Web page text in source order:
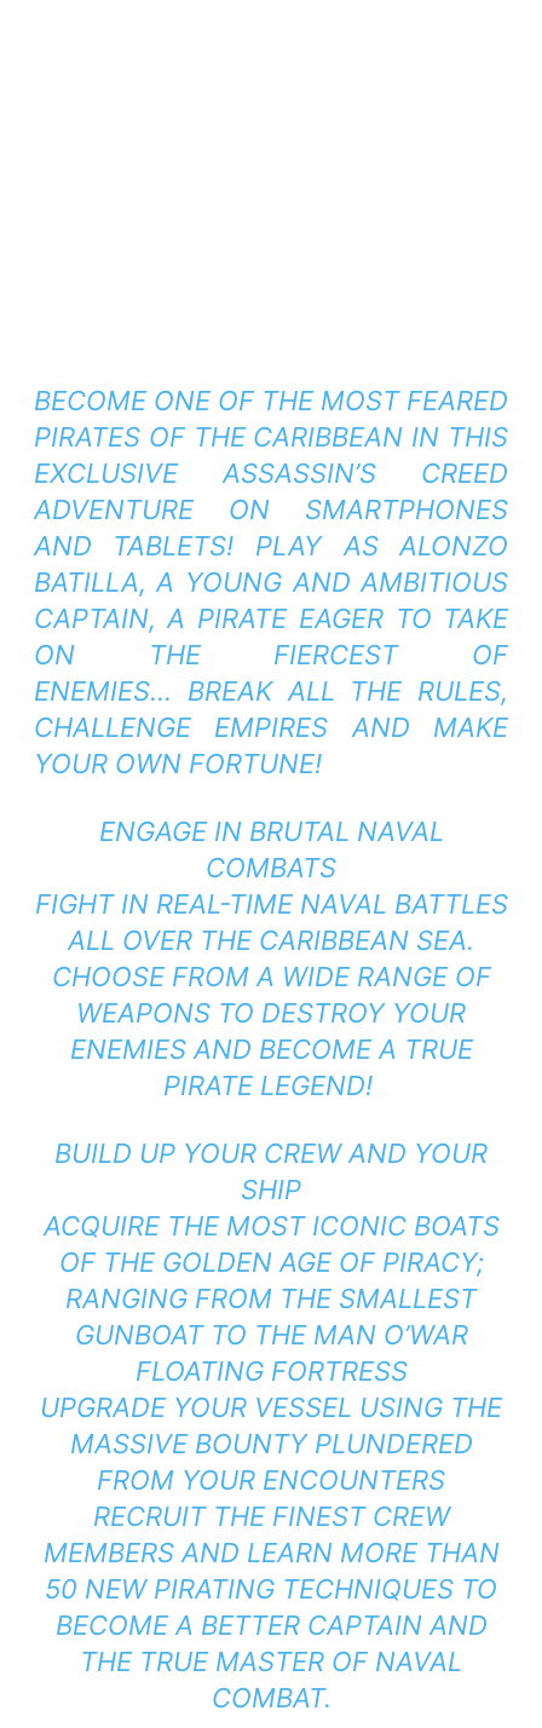
BECOME ONE OF THE MOST FEARED
PIRATES OF THE CARIBBEAN IN THIS
EXCLUSIVE ASSASSIN’S CREED
ADVENTURE ON SMARTPHONES
AND TABLETS! PLAY AS ALONZO
BATILLA, A YOUNG AND AMBITIOUS
CAPTAIN, A PIRATE EAGER TO TAKE
ON THE FIERCEST OF
ENEMIES… BREAK ALL THE RULES,
CHALLENGE EMPIRES AND MAKE
YOUR OWN FORTUNE!
ENGAGE IN BRUTAL NAVAL
COMBATS
FIGHT IN REAL-TIME NAVAL BATTLES
ALL OVER THE CARIBBEAN SEA.
CHOOSE FROM A WIDE RANGE OF
WEAPONS TO DESTROY YOUR
ENEMIES AND BECOME A TRUE
PIRATE LEGEND!
BUILD UP YOUR CREW AND YOUR
SHIP
ACQUIRE THE MOST ICONIC BOATS
OF THE GOLDEN AGE OF PIRACY;
RANGING FROM THE SMALLEST
GUNBOAT TO THE MAN O’WAR
FLOATING FORTRESS
UPGRADE YOUR VESSEL USING THE
MASSIVE BOUNTY PLUNDERED
FROM YOUR ENCOUNTERS
RECRUIT THE FINEST CREW
MEMBERS AND LEARN MORE THAN
50 NEW PIRATING TECHNIQUES TO
BECOME A BETTER CAPTAIN AND
THE TRUE MASTER OF NAVAL
COMBAT.